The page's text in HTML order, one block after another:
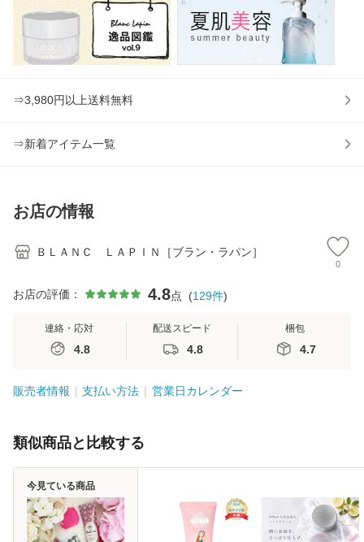
⇒3,980円以上送料無料
⇒新着アイテム一覧
お店の情報
ＢＬＡＮＣ ＬＡＰＩＮ［ブラン・ラパン］
0
お店の評価： 4.8点 (129件)
連絡・応対
4.8
配送スピード
4.8
梱包
4.7
販売者情報 支払い方法 営業日カレンダー
類似商品と比較する
今見ている商品